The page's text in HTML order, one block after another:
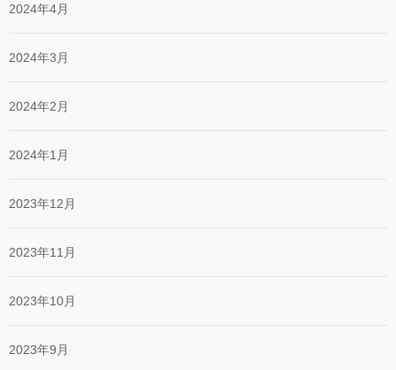
2024年4月
2024年3月
2024年2月
2024年1月
2023年12月
2023年11月
2023年10月
2023年9月